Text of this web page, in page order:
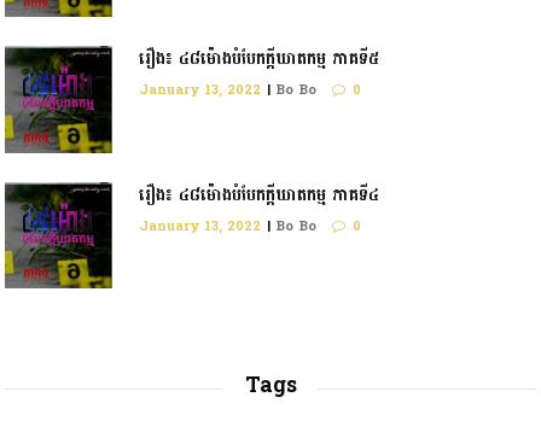
រឿង៖ ៤៨ម៉ោងបំបែកក្ដីឃាតកម្ម ភាគទី៥
January 13, 2022 | Bo Bo 0
រឿង៖ ៤៨ម៉ោងបំបែកក្តីឃាតកម្ម ភាគទី៤
January 13, 2022 | Bo Bo 0
Tags